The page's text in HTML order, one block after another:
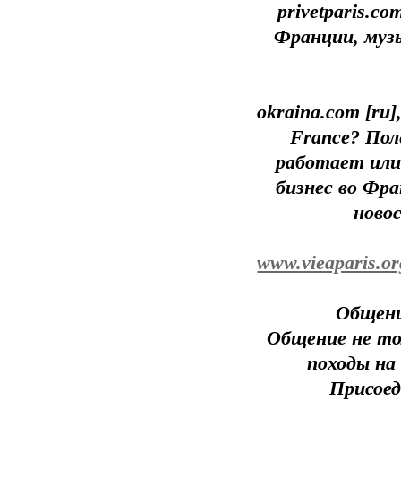
Франции,
okraina.com
France?
работает
бизнес во
Общение не
походы на